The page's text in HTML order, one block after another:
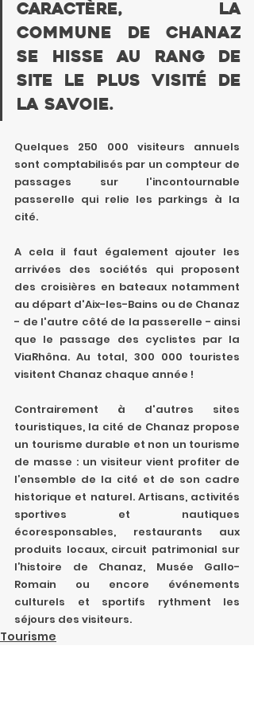
Caractère, la
commune de Chanaz
se hisse au rang de
site le plus visité de
la Savoie.
Quelques 250 000 visiteurs annuels
sont comptabilisés par un compteur de
passages sur l'incontournable
passerelle qui relie les parkings à la
cité.
A cela il faut également ajouter les
arrivées des sociétés qui proposent
des croisières en bateaux notamment
au départ d'Aix-les-Bains ou de Chanaz
- de l'autre côté de la passerelle - ainsi
que le passage des cyclistes par la
ViaRhôna. Au total, 300 000 touristes
visitent Chanaz chaque année !
Contrairement à d'autres sites
touristiques, la cité de Chanaz propose
un tourisme durable et non un tourisme
de masse : un visiteur vient profiter de
l’ensemble de la cité et de son cadre
historique et naturel. Artisans, activités
sportives et nautiques
écoresponsables, restaurants aux
produits locaux, circuit patrimonial sur
l’histoire de Chanaz, Musée Gallo-
Romain ou encore événements
culturels et sportifs rythment les
séjours des visiteurs.
Tourisme